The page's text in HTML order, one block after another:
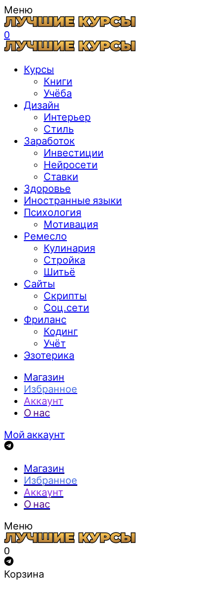
Меню
0
Курсы
Книги
Учёба
Дизайн
Интерьер
Стиль
Заработок
Инвестиции
Нейросети
Ставки
Здоровье
Иностранные языки
Психология
Мотивация
Ремесло
Кулинария
Стройка
Шитьё
Сайты
Скрипты
Соц.сети
Фриланс
Кодинг
Учёт
Эзотерика
Магазин
Избранное
Аккаунт
О нас
Мой аккаунт
Магазин
Избранное
Аккаунт
О нас
Меню
0
Корзина